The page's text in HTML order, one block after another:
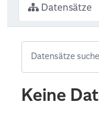
Datensätze
Keine